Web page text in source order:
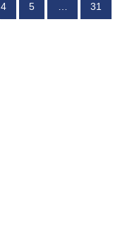
4 5 … 31